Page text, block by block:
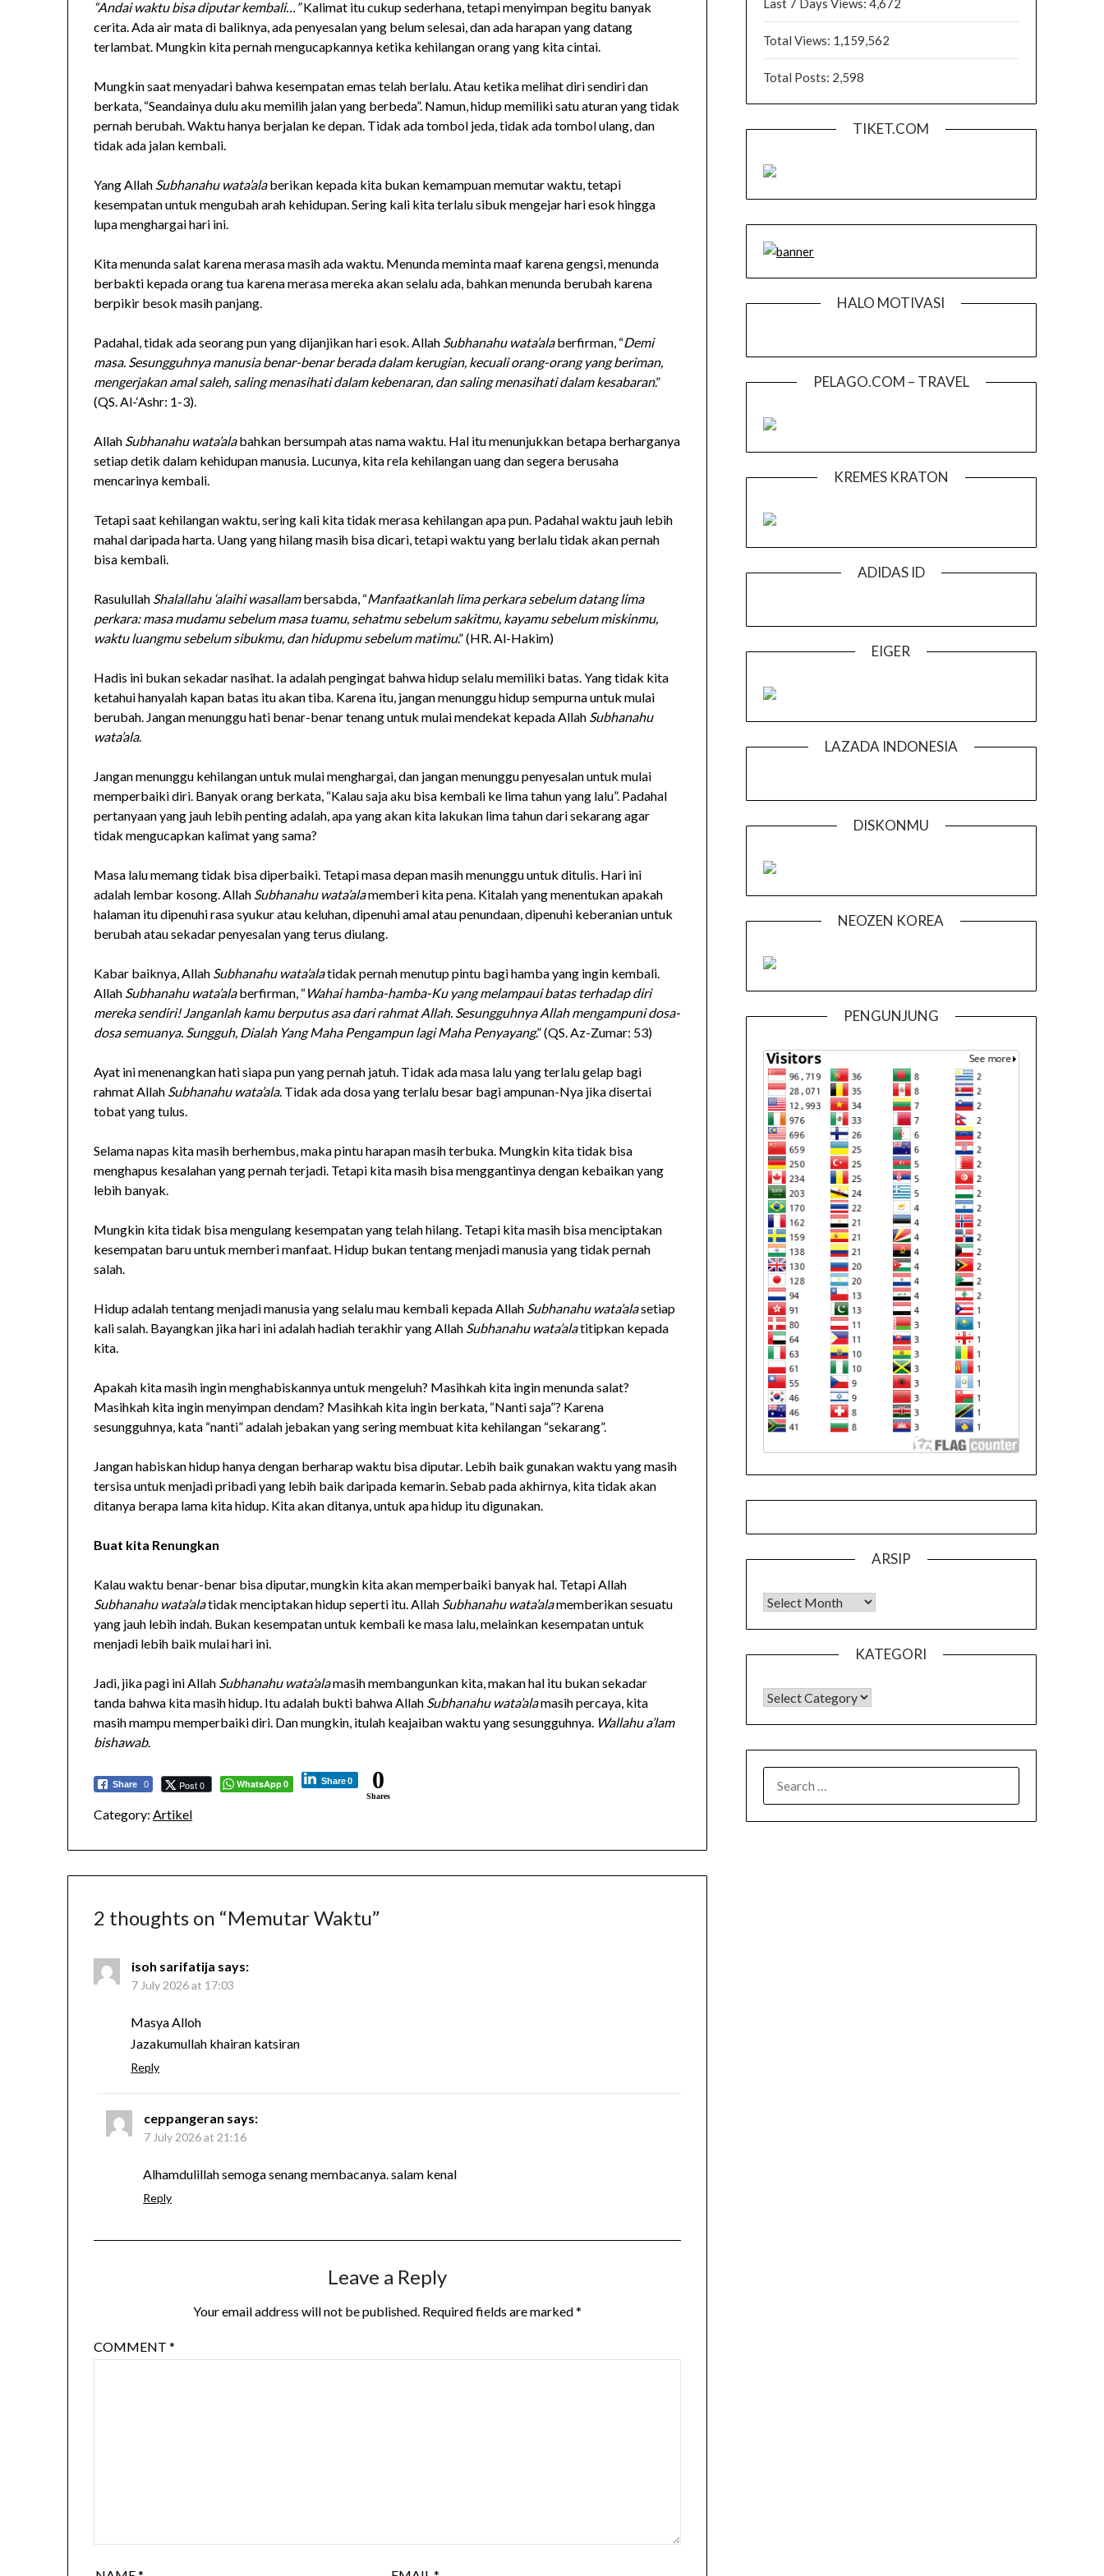
“Andai waktu bisa diputar kembali…”Kalimat itu cukup sederhana, tetapi menyimpan begitu banyak
cerita. Ada air mata di baliknya, ada penyesalan yang belum selesai, dan ada harapan yang datang
terlambat. Mungkin kita pernah mengucapkannya ketika kehilangan orang yang kita cintai.
Mungkin saat menyadari bahwa kesempatan emas telah berlalu. Atau ketika melihat diri sendiri dan
berkata, “Seandainya dulu aku memilih jalan yang berbeda”. Namun, hidup memiliki satu aturan yang tidak
pernah berubah. Waktu hanya berjalan ke depan. Tidak ada tombol jeda, tidak ada tombol ulang, dan
tidak ada jalan kembali.
Yang Allah Subhanahu wata’alaberikan kepada kita bukan kemampuan memutar waktu, tetapi
kesempatan untuk mengubah arah kehidupan. Sering kali kita terlalu sibuk mengejar hari esok hingga
lupa menghargai hari ini.
Kita menunda salat karena merasa masih ada waktu. Menunda meminta maaf karena gengsi, menunda
berbakti kepada orang tua karena merasa mereka akan selalu ada, bahkan menunda berubah karena
berpikir besok masih panjang.
Padahal, tidak ada seorang pun yang dijanjikan hari esok. Allah Subhanahu wata’alaberfirman, “Demi
masa. Sesungguhnya manusia benar-benar berada dalam kerugian, kecuali orang-orang yang beriman,
mengerjakan amal saleh, saling menasihati dalam kebenaran, dan saling menasihati dalam kesabaran.”
(QS. Al-‘Ashr: 1-3).
Allah Subhanahu wata’alabahkan bersumpah atas nama waktu. Hal itu menunjukkan betapa berharganya
setiap detik dalam kehidupan manusia. Lucunya, kita rela kehilangan uang dan segera berusaha
mencarinya kembali.
Tetapi saat kehilangan waktu, sering kali kita tidak merasa kehilangan apa pun. Padahal waktu jauh lebih
mahal daripada harta. Uang yang hilang masih bisa dicari, tetapi waktu yang berlalu tidak akan pernah
bisa kembali.
Rasulullah Shalallahu ‘alaihi wasallambersabda, “Manfaatkanlah lima perkara sebelum datang lima
perkara: masa mudamu sebelum masa tuamu, sehatmu sebelum sakitmu, kayamu sebelum miskinmu,
waktu luangmu sebelum sibukmu, dan hidupmu sebelum matimu.” (HR. Al-Hakim)
Hadis ini bukan sekadar nasihat. Ia adalah pengingat bahwa hidup selalu memiliki batas. Yang tidak kita
ketahui hanyalah kapan batas itu akan tiba. Karena itu, jangan menunggu hidup sempurna untuk mulai
berubah. Jangan menunggu hati benar-benar tenang untuk mulai mendekat kepada Allah Subhanahu
wata’ala.
Jangan menunggu kehilangan untuk mulai menghargai, dan jangan menunggu penyesalan untuk mulai
memperbaiki diri. Banyak orang berkata, “Kalau saja aku bisa kembali ke lima tahun yang lalu”. Padahal
pertanyaan yang jauh lebih penting adalah, apa yang akan kita lakukan lima tahun dari sekarang agar
tidak mengucapkan kalimat yang sama?
Masa lalu memang tidak bisa diperbaiki. Tetapi masa depan masih menunggu untuk ditulis. Hari ini
adalah lembar kosong. Allah Subhanahu wata’alamemberi kita pena. Kitalah yang menentukan apakah
halaman itu dipenuhi rasa syukur atau keluhan, dipenuhi amal atau penundaan, dipenuhi keberanian untuk
berubah atau sekadar penyesalan yang terus diulang.
Kabar baiknya, Allah Subhanahu wata’alatidak pernah menutup pintu bagi hamba yang ingin kembali.
Allah Subhanahu wata’alaberfirman, “Wahai hamba-hamba-Ku yang melampaui batas terhadap diri
mereka sendiri! Janganlah kamu berputus asa dari rahmat Allah. Sesungguhnya Allah mengampuni dosa-
dosa semuanya. Sungguh, Dialah Yang Maha Pengampun lagi Maha Penyayang.” (QS. Az-Zumar: 53)
Ayat ini menenangkan hati siapa pun yang pernah jatuh. Tidak ada masa lalu yang terlalu gelap bagi
rahmat Allah Subhanahu wata’ala. Tidak ada dosa yang terlalu besar bagi ampunan-Nya jika disertai
tobat yang tulus.
Selama napas kita masih berhembus, maka pintu harapan masih terbuka. Mungkin kita tidak bisa
menghapus kesalahan yang pernah terjadi. Tetapi kita masih bisa menggantinya dengan kebaikan yang
lebih banyak.
Mungkin kita tidak bisa mengulang kesempatan yang telah hilang. Tetapi kita masih bisa menciptakan
kesempatan baru untuk memberi manfaat. Hidup bukan tentang menjadi manusia yang tidak pernah
salah.
Hidup adalah tentang menjadi manusia yang selalu mau kembali kepada Allah Subhanahu wata’alasetiap
kali salah. Bayangkan jika hari ini adalah hadiah terakhir yang Allah Subhanahu wata’alatitipkan kepada
kita.
Apakah kita masih ingin menghabiskannya untuk mengeluh? Masihkah kita ingin menunda salat?
Masihkah kita ingin menyimpan dendam? Masihkah kita ingin berkata, “Nanti saja”? Karena
sesungguhnya, kata “nanti” adalah jebakan yang sering membuat kita kehilangan “sekarang”.
Jangan habiskan hidup hanya dengan berharap waktu bisa diputar. Lebih baik gunakan waktu yang masih
tersisa untuk menjadi pribadi yang lebih baik daripada kemarin. Sebab pada akhirnya, kita tidak akan
ditanya berapa lama kita hidup. Kita akan ditanya, untuk apa hidup itu digunakan.
Buat kita Renungkan
Kalau waktu benar-benar bisa diputar, mungkin kita akan memperbaiki banyak hal. Tetapi Allah
Subhanahu wata’alatidak menciptakan hidup seperti itu. Allah Subhanahu wata’alamemberikan sesuatu
yang jauh lebih indah. Bukan kesempatan untuk kembali ke masa lalu, melainkan kesempatan untuk
menjadi lebih baik mulai hari ini.
Jadi, jika pagi ini Allah Subhanahu wata’alamasih membangunkan kita, makan hal itu bukan sekadar
tanda bahwa kita masih hidup. Itu adalah bukti bahwa Allah Subhanahu wata’alamasih percaya, kita
masih mampu memperbaiki diri. Dan mungkin, itulah keajaiban waktu yang sesungguhnya. Wallahu a’lam
bishawab.
Share 0 Post 0 WhatsApp0 Share0 0
Shares
Category: Artikel
2 thoughts on “Memutar Waktu”
isoh sarifatija says:
7 July 2026 at 17:03
Masya Alloh
Jazakumullah khairan katsiran
Reply
ceppangeran says:
7 July 2026 at 21:16
Alhamdulillah semoga senang membacanya. salam kenal
Reply
Leave a Reply
Your email address will not be published. Required fields are marked*
COMMENT*
Last 7 Days Views: 4,672
Total Views: 1,159,562
Total Posts: 2,598
TIKET.COM
HALO MOTIVASI
PELAGO.COM – TRAVEL
KREMES KRATON
ADIDAS ID
EIGER
LAZADA INDONESIA
DISKONMU
NEOZEN KOREA
PENGUNJUNG
ARSIP
Arsip
KATEGORI
KATEGORI
FOR: